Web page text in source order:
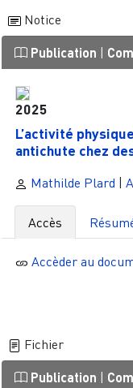
Notice
Publication
2025
L’activité
antichute chez
Mathilde Plard |
Accès
Accèder au
Fichier
Publication